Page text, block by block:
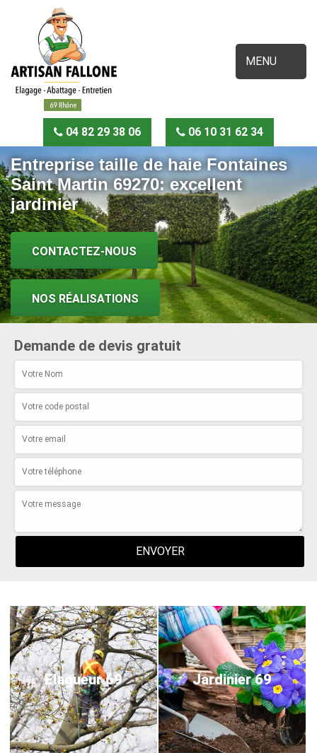
MENU
04 82 29 38 06 06 10 31 62 34
Entreprise taille de haie Fontaines
Saint Martin 69270: excellent
jardinier
CONTACTEZ-NOUS
NOS RÉALISATIONS
Demande de devis gratuit
Elagueur 69 Jardinier 69